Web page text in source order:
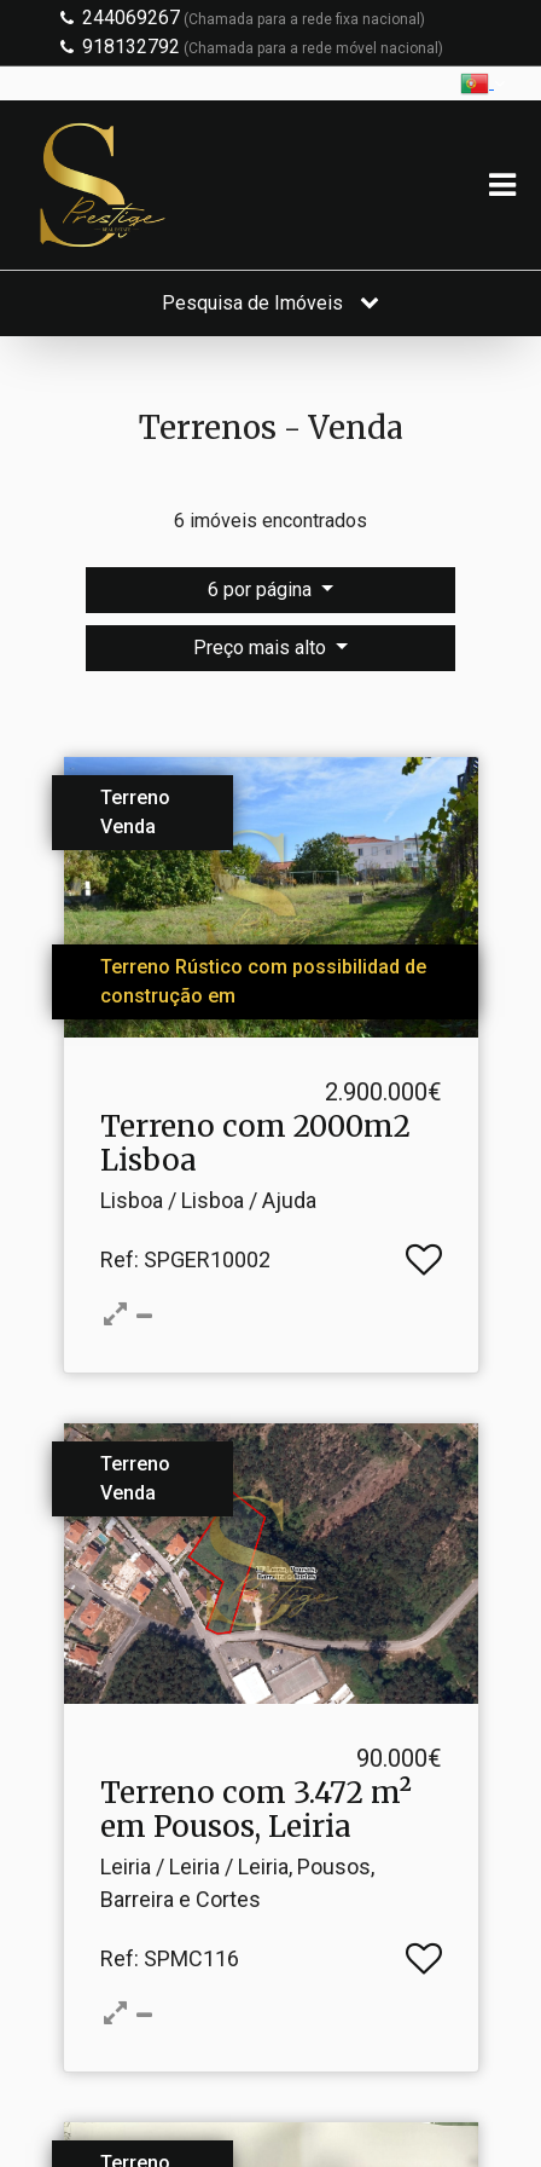
244069267 (Chamada para a rede fixa nacional)
918132792 (Chamada para a rede móvel nacional)
Pesquisa de Imóveis
Terrenos - Venda
6 imóveis encontrados
6 por página
Preço mais alto
Terreno
Venda
Terreno Rústico com possibilidad de
construção em
2.900.000€
Terreno com 2000m2
Lisboa
Lisboa / Lisboa / Ajuda
Ref: SPGER10002
Terreno
Venda
90.000€
Terreno com 3.​472 m²
em Pousos, Leiria
Leiria / Leiria / Leiria, Pousos,
Barreira e Cortes
Ref: SPMC116